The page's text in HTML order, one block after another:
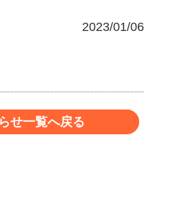
2023/01/06
せ一覧へ戻る